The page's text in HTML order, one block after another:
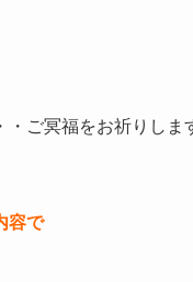
・ご冥福をお祈りしま
容で